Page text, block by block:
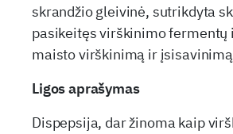
skrandžio gleivinė, sutrikdyta
pasikeitęs virškinimo
maisto virškinimą ir
Ligos aprašymas
Dispepsija, dar žinoma kaip